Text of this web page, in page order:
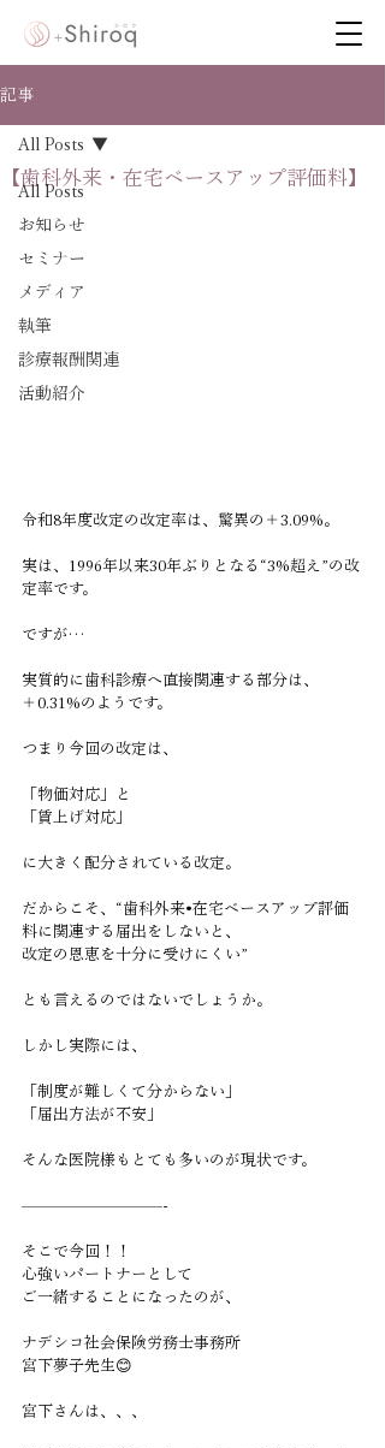
記事
All Posts
お知らせ
セミナー
メディア
執筆
診療報酬関連
活動紹介
All Posts
【歯科外来・在宅ベースアップ評価料】
令和8年度改定の改定率は、驚異の＋3.09%。
実は、1996年以来30年ぶりとなる“3%超え”の改
定率です。
ですが…
実質的に歯科診療へ直接関連する部分は、
＋0.31%のようです。
つまり今回の改定は、
「物価対応」と
「賃上げ対応」
に大きく配分されている改定。
だからこそ、“歯科外来•在宅ベースアップ評価
料に関連する届出をしないと、
改定の恩恵を十分に受けにくい”
とも言えるのではないでしょうか。
しかし実際には、
「制度が難しくて分からない」
「届出方法が不安」
そんな医院様もとても多いのが現状です。
—————————-
そこで今回！！
心強いパートナーとして
ご一緒することになったのが、
ナデシコ社会保険労務士事務所
宮下夢子先生😊
宮下さんは、、、